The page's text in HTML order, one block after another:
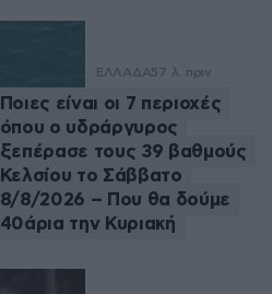
ΕΛΛΑΔΑ57 λ. πριν
Ποιες είναι οι 7 περιοχές
όπου ο υδράργυρος
ξεπέρασε τους 39 βαθμούς
Κελσίου το Σάββατο
8/8/2026 – Που θα δούμε
40άρια την Κυριακή